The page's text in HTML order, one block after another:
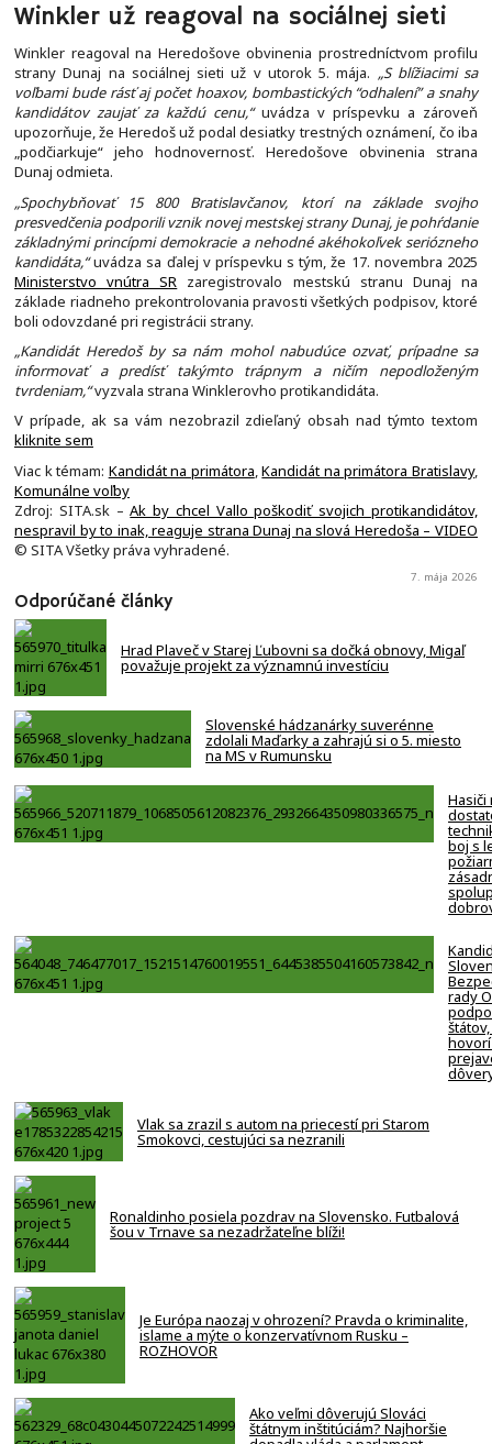
Winkler už reagoval na sociálnej sieti
Winkler reagoval na Heredošove obvinenia prostredníctvom profilu
strany Dunaj na sociálnej sieti už v utorok 5. mája. „S blížiacimi sa
voľbami bude rásť aj počet hoaxov, bombastických “odhalení” a snahy
kandidátov zaujať za každú cenu,“uvádza v príspevku a zároveň
upozorňuje, že Heredoš už podal desiatky trestných oznámení, čo iba
„podčiarkuje“ jeho hodnovernosť. Heredošove obvinenia strana
Dunaj odmieta.
„Spochybňovať 15 800 Bratislavčanov, ktorí na základe svojho
presvedčenia podporili vznik novej mestskej strany Dunaj, je pohŕdanie
základnými princípmi demokracie a nehodné akéhokoľvek seriózneho
kandidáta,“uvádza sa ďalej v príspevku s tým, že 17. novembra 2025
Ministerstvo vnútra SR zaregistrovalo mestskú stranu Dunaj na
základe riadneho prekontrolovania pravosti všetkých podpisov, ktoré
boli odovzdané pri registrácii strany.
„Kandidát Heredoš by sa nám mohol nabudúce ozvať, prípadne sa
informovať a predísť takýmto trápnym a ničím nepodloženým
tvrdeniam,“vyzvala strana Winklerovho protikandidáta.
V prípade, ak sa vám nezobrazil zdieľaný obsah nad týmto textom
kliknite sem
Viac k témam: Kandidát na primátora ,Kandidát na primátora Bratislavy,
Komunálne voľby
Zdroj: SITA.sk –Ak by chcel Vallo poškodiť svojich protikandidátov,
nespravil by to inak, reaguje strana Dunaj na slová Heredoša – VIDEO
© SITA Všetky práva vyhradené.
7. mája 2026
Odporúčané články
Hrad Plaveč v Starej Ľubovni sa dočká obnovy, Migaľ
považuje projekt za významnú investíciu
Slovenské hádzanárky suverénne
zdolali Maďarky a zahrajú si o 5. miesto
na MS v Rumunsku
Hasiči
boj s
rady
Vlak sa zrazil s autom na priecestí pri Starom
Smokovci, cestujúci sa nezranili
Ronaldinho posiela pozdrav na Slovensko. Futbalová
šou v Trnave sa nezadržateľne blíži!
Je Európa naozaj v ohrození? Pravda o kriminalite,
islame a mýte o konzervatívnom Rusku –
ROZHOVOR
Ako veľmi dôverujú Slováci
štátnym inštitúciám? Najhoršie